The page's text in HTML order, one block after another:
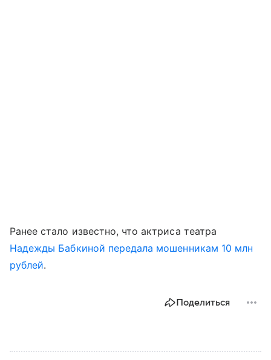
Ранее стало известно, что актриса театра
Надежды Бабкиной передала мошенникам 10 млн
рублей.
Поделиться